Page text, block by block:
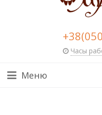
Часы
Меню